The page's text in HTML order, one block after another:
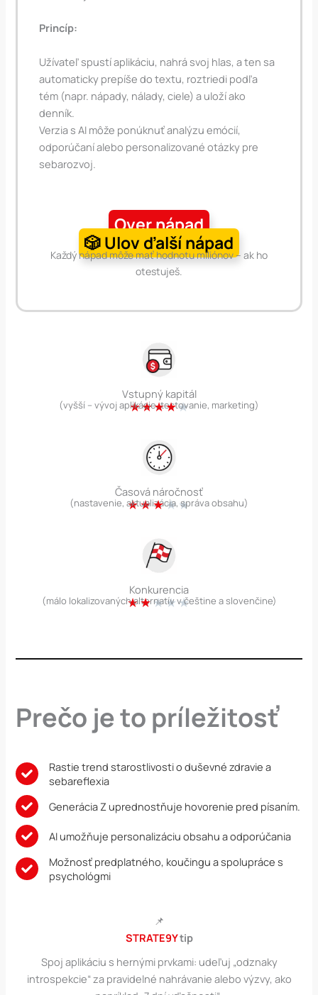
Princíp:
Užívateľ spustí aplikáciu, nahrá svoj hlas, a ten sa
automaticky prepíše do textu, roztriedi podľa
tém (napr. nápady, nálady, ciele) a uloží ako
denník.
Verzia s AI môže ponúknuť analýzu emócií,
odporúčaní alebo personalizované otázky pre
sebarozvoj.
Over nápad
🎲 Ulov ďalší nápad
Každý nápad môže mať hodnotu miliónov – ak ho
otestuješ.
Vstupný kapitál
★★★★★
(vyšší – vývoj aplikácie, testovanie, marketing)
Časová náročnosť
★★★★★
(nastavenie, aktualizácia, správa obsahu)
Konkurencia
★★★★★
(málo lokalizovaných alternatív v češtine a slovenčine)
Prečo je to príležitosť
Rastie trend starostlivosti o duševné zdravie a
sebareflexia
Generácia Z uprednostňuje hovorenie pred písaním.
AI umožňuje personalizáciu obsahu a odporúčania
Možnosť predplatného, koučingu a spolupráce s
psychológmi
📌
STRATE9Ytip
Spoj aplikáciu s hernými prvkami: udeľuj „odznaky
introspekcie“ za pravidelné nahrávanie alebo výzvy, ako